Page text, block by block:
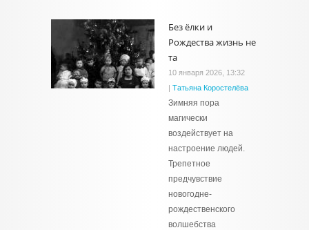
Без ёлки и
Рождества жизнь не
та
10 января 2026, 13:32
| Татьяна Коростелёва
Зимняя пора
магически
воздействует на
настроение людей.
Трепетное
предчувствие
новогодне-
рождественского
волшебства